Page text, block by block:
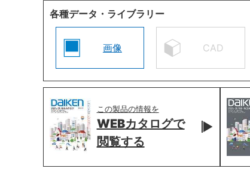
各種データ・ライブラリー
画像 CAD
この製品の情報を
WEBカタログで
閲覧する